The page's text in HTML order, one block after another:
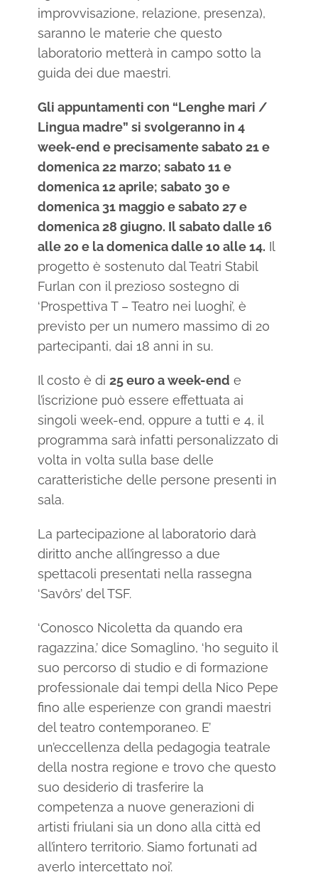
improvvisazione, relazione, presenza),
saranno le materie che questo
laboratorio metterà in campo sotto la
guida dei due maestri.
Gli appuntamenti con “Lenghe mari /
Lingua madre” si svolgeranno in 4
week-end e precisamente sabato 21 e
domenica 22 marzo; sabato 11 e
domenica 12 aprile; sabato 30 e
domenica 31 maggio e sabato 27 e
domenica 28 giugno. Il sabato dalle 16
alle 20 e la domenica dalle 10 alle 14. Il
progetto è sostenuto dal Teatri Stabil
Furlan con il prezioso sostegno di
‘Prospettiva T – Teatro nei luoghi’, è
previsto per un numero massimo di 20
partecipanti, dai 18 anni in su.
Il costo è di 25 euro a week-end e
l’iscrizione può essere effettuata ai
singoli week-end, oppure a tutti e 4, il
programma sarà infatti personalizzato di
volta in volta sulla base delle
caratteristiche delle persone presenti in
sala.
La partecipazione al laboratorio darà
diritto anche all’ingresso a due
spettacoli presentati nella rassegna
‘Savôrs’ del TSF.
‘Conosco Nicoletta da quando era
ragazzina,’ dice Somaglino, ‘ho seguito il
suo percorso di studio e di formazione
professionale dai tempi della Nico Pepe
fino alle esperienze con grandi maestri
del teatro contemporaneo. E’
un’eccellenza della pedagogia teatrale
della nostra regione e trovo che questo
suo desiderio di trasferire la
competenza a nuove generazioni di
artisti friulani sia un dono alla città ed
all’intero territorio. Siamo fortunati ad
averlo intercettato noi’.